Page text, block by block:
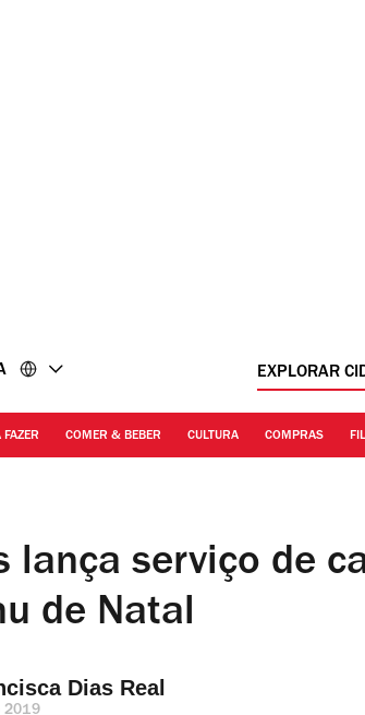
EXPLORAR
COMER & BEBER CULTURA COMPRAS
lança serviço de
de Natal
Dias Real
2019